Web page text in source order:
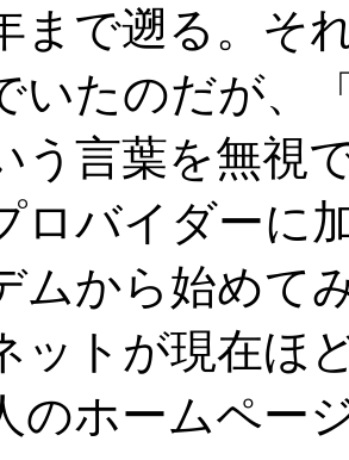
まで遡る。そ
いたのだが、
う言葉を無視
ロバイダーに
ムから始めて
ットが現在ほ
のホームペー